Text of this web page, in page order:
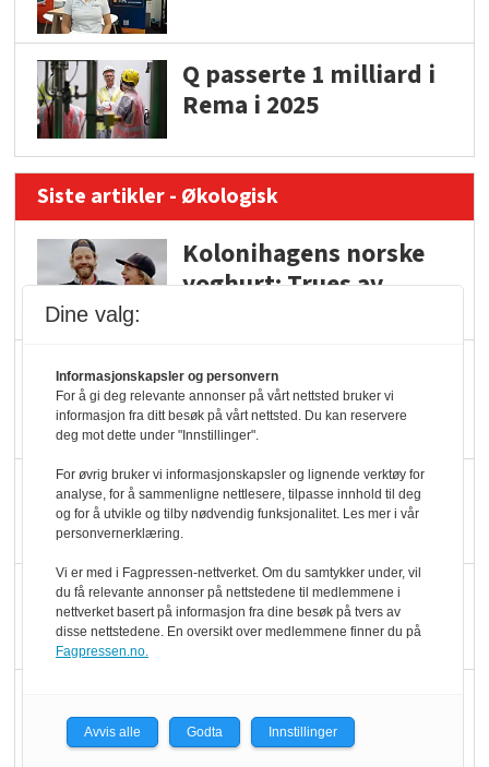
Q passerte 1 milliard i
Rema i 2025
Siste artikler - Økologisk
Kolonihagens norske
yoghurt: Trues av
Marit Kolby vant
Økologisk Norge sin
hederspris
Blir enklere å velge
økologisk i butikkhylla
Kolonihagen sliter
med å få tak i nok melk
er klare! Er markedet
Dine valg:
Informasjonskapsler og personvern
For å gi deg relevante annonser på vårt nettsted bruker vi
informasjon fra ditt besøk på vårt nettsted. Du kan reservere
deg mot dette under "Innstillinger".
For øvrig bruker vi informasjonskapsler og lignende verktøy for
analyse, for å sammenligne nettlesere, tilpasse innhold til deg
og for å utvikle og tilby nødvendig funksjonalitet. Les mer i vår
personvernerklæring.
Vi er med i Fagpressen-nettverket. Om du samtykker under, vil
du få relevante annonser på nettstedene til medlemmene i
nettverket basert på informasjon fra dine besøk på tvers av
disse nettstedene. En oversikt over medlemmene finner du på
Fagpressen.no.
Avvis alle Godta Innstillinger